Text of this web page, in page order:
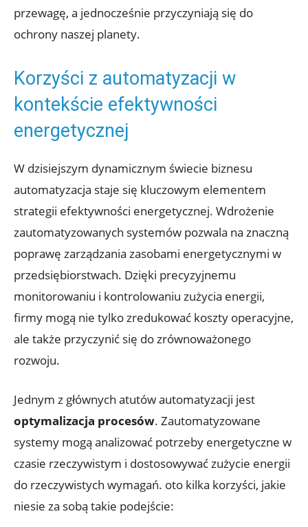
przewagę, a jednocześnie przyczyniają się do
ochrony naszej planety.
Korzyści z automatyzacji w
kontekście efektywności
energetycznej
W dzisiejszym dynamicznym świecie biznesu
automatyzacja staje się kluczowym elementem
strategii efektywności energetycznej. Wdrożenie
zautomatyzowanych systemów pozwala na znaczną
poprawę zarządzania zasobami energetycznymi w
przedsiębiorstwach. Dzięki precyzyjnemu
monitorowaniu i kontrolowaniu zużycia energii,
firmy mogą nie tylko zredukować koszty operacyjne,
ale także przyczynić się do zrównoważonego
rozwoju.
Jednym z głównych atutów automatyzacji jest
optymalizacja procesów. Zautomatyzowane
systemy mogą analizować potrzeby energetyczne w
czasie rzeczywistym i dostosowywać zużycie energii
do rzeczywistych wymagań. oto kilka korzyści, jakie
niesie za sobą takie podejście: